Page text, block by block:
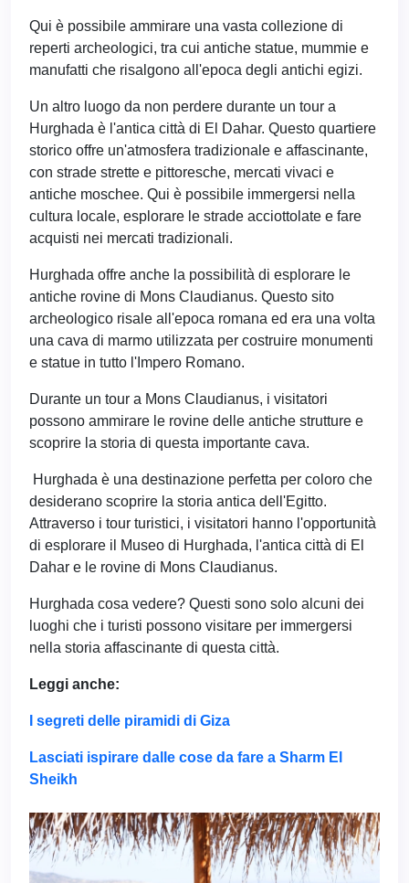
Qui è possibile ammirare una vasta collezione di
reperti archeologici, tra cui antiche statue, mummie e
manufatti che risalgono all'epoca degli antichi egizi.
Un altro luogo da non perdere durante un tour a
Hurghada è l'antica città di El Dahar. Questo quartiere
storico offre un'atmosfera tradizionale e affascinante,
con strade strette e pittoresche, mercati vivaci e
antiche moschee. Qui è possibile immergersi nella
cultura locale, esplorare le strade acciottolate e fare
acquisti nei mercati tradizionali.
Hurghada offre anche la possibilità di esplorare le
antiche rovine di Mons Claudianus. Questo sito
archeologico risale all'epoca romana ed era una volta
una cava di marmo utilizzata per costruire monumenti
e statue in tutto l'Impero Romano.
Durante un tour a Mons Claudianus, i visitatori
possono ammirare le rovine delle antiche strutture e
scoprire la storia di questa importante cava.
Hurghada è una destinazione perfetta per coloro che
desiderano scoprire la storia antica dell'Egitto.
Attraverso i tour turistici, i visitatori hanno l'opportunità
di esplorare il Museo di Hurghada, l'antica città di El
Dahar e le rovine di Mons Claudianus.
Hurghada cosa vedere? Questi sono solo alcuni dei
luoghi che i turisti possono visitare per immergersi
nella storia affascinante di questa città.
Leggi anche:
I segreti delle piramidi di Giza
Lasciati ispirare dalle cose da fare a Sharm El
Sheikh